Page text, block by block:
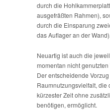
durch die
ausgefräßten Rahmen),
durch die Einsparung
das Auflager an der Wand).
Neuartig ist auch die
momentan nicht
Der entscheidende
Raumnutzungsvielfalt, die
kürzester Zeit ohne
benötigen, ermöglicht.